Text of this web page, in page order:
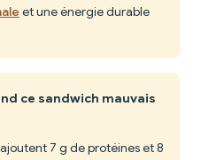
et une énergie durable
ce sandwich mauvais
7 g de protéines et 8